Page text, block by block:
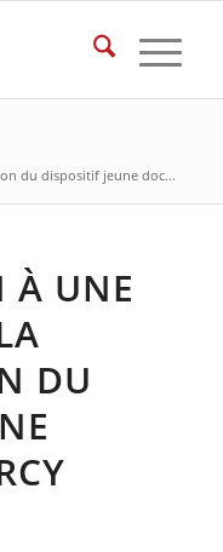
du dispositif jeune doc...
À UNE
DU